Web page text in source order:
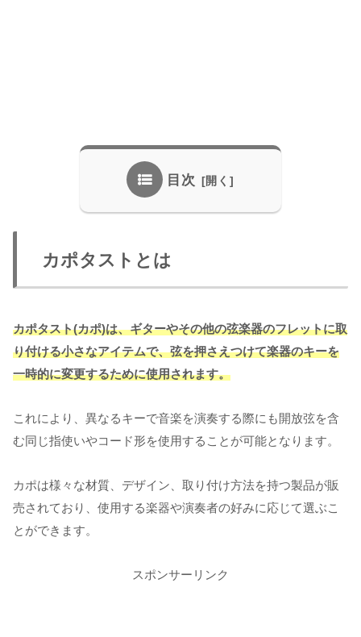
目次
カポタストとは
カポタスト(カポ)は、ギターやその他の弦楽器のフレットに取
り付ける小さなアイテムで、弦を押さえつけて楽器のキーを
一時的に変更するために使用されます。
これにより、異なるキーで音楽を演奏する際にも開放弦を含
む同じ指使いやコード形を使用することが可能となります。
カポは様々な材質、デザイン、取り付け方法を持つ製品が販
売されており、使用する楽器や演奏者の好みに応じて選ぶこ
とができます。
スポンサーリンク